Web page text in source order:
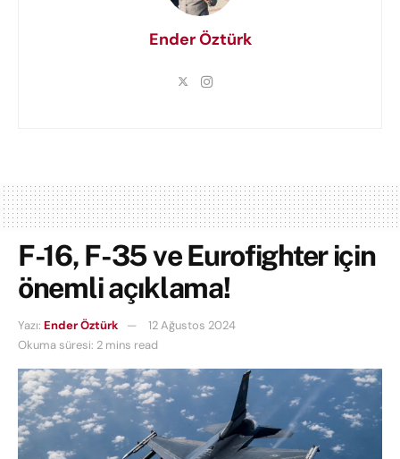
Ender Öztürk
F-16, F-35 ve Eurofighter için
önemli açıklama!
Yazı: Ender Öztürk
12 Ağustos 2024
Okuma süresi: 2 mins read